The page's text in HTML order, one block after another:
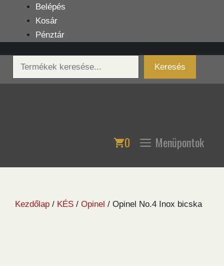
tartalomba
Belépés
Kosár
Pénztár
Keresés
Keresés
0 Menüpontok
Kezdőlap / KÉS / Opinel / Opinel No.4 Inox bicska